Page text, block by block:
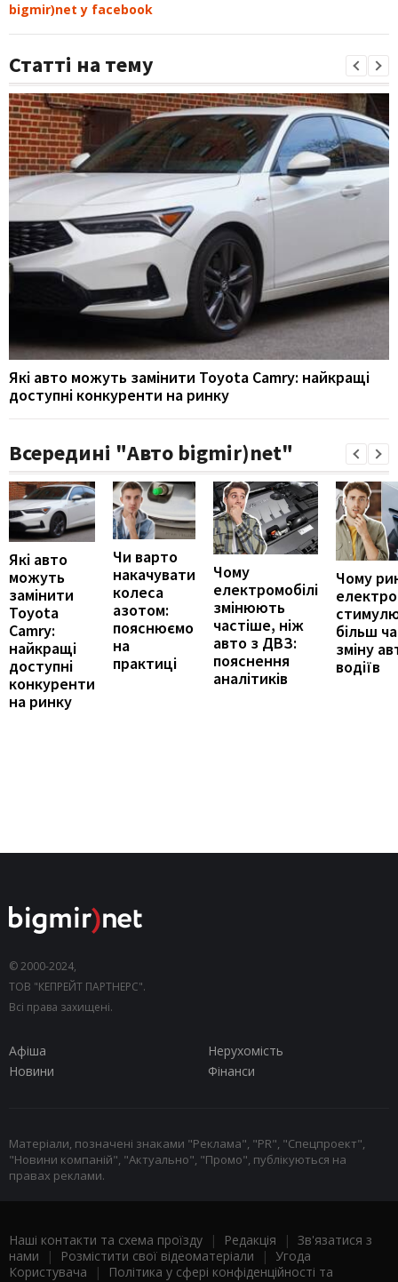
bigmir)net у facebook
Статті на тему
Які авто можуть замінити Toyota Camry: найкращі
доступні конкуренти на ринку
Всередині "Авто bigmir)net"
Які авто
можуть
замінити
Toyota
Camry:
найкращі
доступні
конкуренти
на ринку
Чи варто
накачувати
колеса
азотом:
пояснюємо
на
практиці
Чому
електромобілі
змінюють
частіше, ніж
авто з ДВЗ:
пояснення
аналітиків
Чому
більш
зміну
водіїв
© 2000-2024,
ТОВ "КЕПРЕЙТ ПАРТНЕРС".
Всі права захищені.
Афіша
Нерухомість
Новини
Фінанси
Матеріали, позначені знаками "Реклама", "PR", "Спецпроект",
"Новини компаній", "Актуально", "Промо", публікуються на
правах реклами.
Наші контакти та схема проїзду | Редакція | Зв'язатися з
нами | Розмістити свої відеоматеріали | Угода
Користувача |
Політика у сфері конфіденційності та